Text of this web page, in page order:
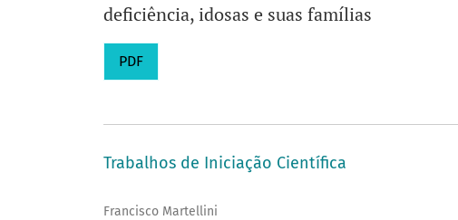
deficiência, idosas e suas famílias
PDF
Trabalhos de Iniciação Científica
Francisco Martellini